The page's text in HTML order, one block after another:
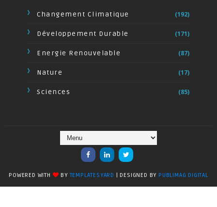
Changement Climatique (192)
Développement Durable (171)
Energie Renouvelable (87)
Nature (17)
Sciences (85)
POWERED WITH BYTEMPLATESYARD | DESIGNED BY PUBLIMAG DIGITAL